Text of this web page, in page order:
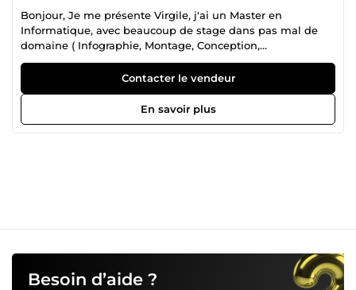
Bonjour, Je me présente Virgile, j'ai un Master en
Informatique, avec beaucoup de stage dans pas mal de
domaine ( Infographie, Montage, Conception,
Programmation, .... ). Ce sera avec plaisir que je vous
rendrais Service. A très bientôt.
Contacter le vendeur
En savoir plus
Besoin d’aide ?